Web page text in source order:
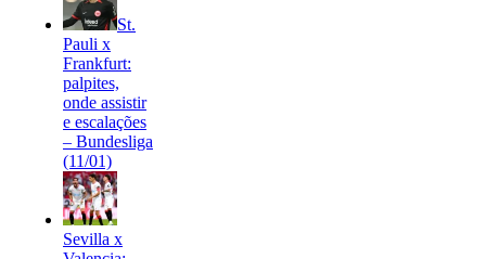
St.
Pauli x
Frankfurt:
palpites,
onde assistir
e escalações
– Bundesliga
(11/01)
Sevilla x